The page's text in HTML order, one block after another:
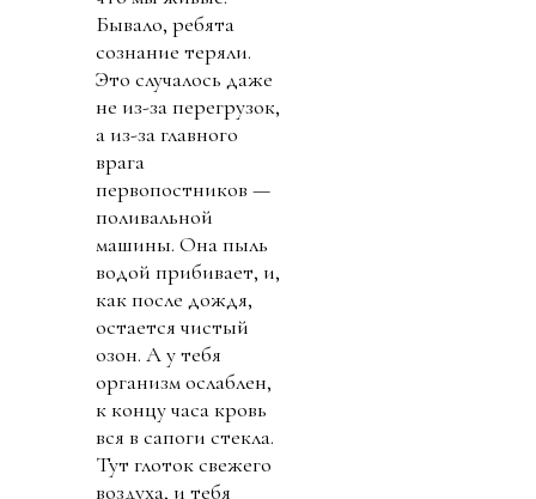
Бывало, ребята
сознание теряли.
Это случалось даже
не из-за перегрузок,
а из-за главного
врага
первопостников —
поливальной
машины. Она пыль
водой прибивает, и,
как после дождя,
остается чистый
озон. А у тебя
организм ослаблен,
к концу часа кровь
вся в сапоги стекла.
Тут глоток свежего
воздуха, и тебя